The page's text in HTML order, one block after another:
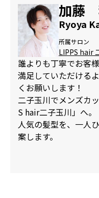
加藤
Ryoya
所属サロン
LIPPS hair
誰よりも丁寧でお客
満足していただける
くお願いします！
二子玉川でメンズカ
S hair二子玉川」へ。
人気の髪型を、一人
案します。